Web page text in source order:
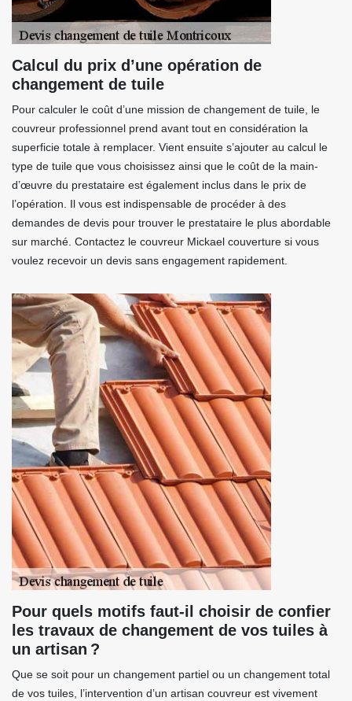
Calcul du prix d’une opération de
changement de tuile
Pour calculer le coût d’une mission de changement de tuile, le
couvreur professionnel prend avant tout en considération la
superficie totale à remplacer. Vient ensuite s’ajouter au calcul le
type de tuile que vous choisissez ainsi que le coût de la main-
d’œuvre du prestataire est également inclus dans le prix de
l’opération. Il vous est indispensable de procéder à des
demandes de devis pour trouver le prestataire le plus abordable
sur marché. Contactez le couvreur Mickael couverture si vous
voulez recevoir un devis sans engagement rapidement.
Pour quels motifs faut-il choisir de confier
les travaux de changement de vos tuiles à
un artisan ?
Que se soit pour un changement partiel ou un changement total
de vos tuiles, l’intervention d’un artisan couvreur est vivement